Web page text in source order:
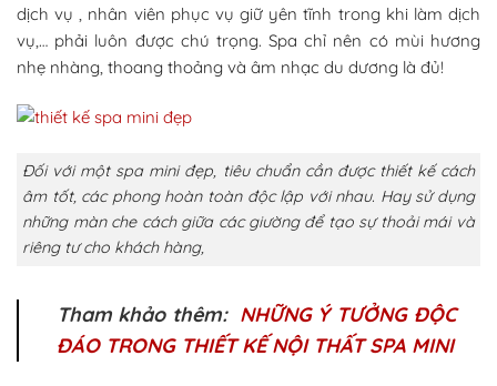
dịch vụ , nhân viên phục vụ giữ yên tĩnh trong khi làm dịch
vụ,… phải luôn được chú trọng. Spa chỉ nên có mùi hương
nhẹ nhàng, thoang thoảng và âm nhạc du dương là đủ!
Đối với một spa mini đẹp, tiêu chuẩn cần được thiết kế cách
âm tốt, các phong hoàn toàn độc lập với nhau. Hay sử dụng
những màn che cách giữa các giường để tạo sự thoải mái và
riêng tư cho khách hàng,
Tham khảo thêm: NHỮNG Ý TƯỞNG ĐỘC
ĐÁO TRONG THIẾT KẾ NỘI THẤT SPA MINI